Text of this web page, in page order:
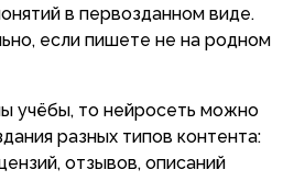
в первозданном виде.
если пишете не на родном
учёбы, то нейросеть можно
разных типов контента:
отзывов, описаний